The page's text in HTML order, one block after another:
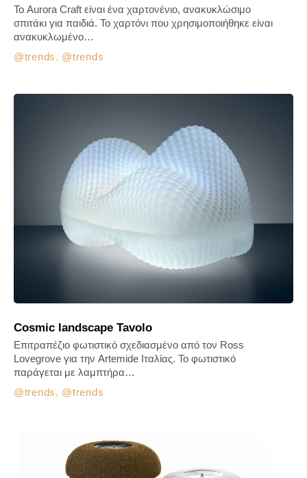
trends, trends
Το Aurora Craft είναι ένα χαρτονένιο, ανακυκλώσιμο
σπιτάκι για παιδιά. Το χαρτόνι που χρησιμοποιήθηκε είναι
ανακυκλωμένο…
Cosmic landscape Tavolo
trends, trends
Επιτραπέζιο φωτιστικό σχεδιασμένο από τον Ross
Lovegrove για την Artemide Ιταλίας. Το φωτιστικό
παράγεται με λαμπτήρα…